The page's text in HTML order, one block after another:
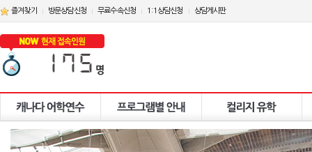
즐겨찾기 방문상담신청 무료수속신청 1:1상담신청 상담게시판